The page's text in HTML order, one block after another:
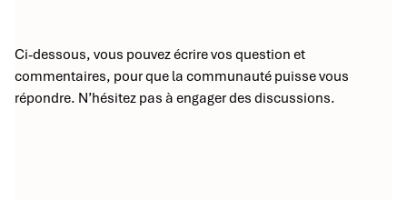
Ci-dessous, vous pouvez écrire vos question et
commentaires, pour que la communauté puisse vous
répondre. N’hésitez pas à engager des discussions.